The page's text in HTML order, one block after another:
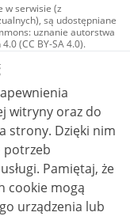
w serwisie (z
są udostępniane
uznanie autorstwa
(CC BY-SA 4.0).
zdjęcia, materiały
na licencji typu
użycie
4.0 (CC BY-
inaczej.
witryny oraz do
nim
potrzeb
że
cookie mogą
urządzenia lub